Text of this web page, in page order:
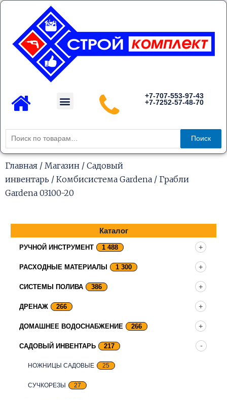
Перейти
содержимому
Menu
+7-707-553-97-43
+7-7252-57-48-70
Искать:
Поиск
Главная / Магазин / Садовый
инвентарь / Комбисистема Gardena / Грабли
Gardena 03100-20
Каталог
РУЧНОЙ ИНСТРУМЕНТ 1 488
РАСХОДНЫЕ МАТЕРИАЛЫ 1 300
СИСТЕМЫ ПОЛИВА 386
ДРЕНАЖ 266
ДОМАШНЕЕ ВОДОСНАБЖЕНИЕ 266
САДОВЫЙ ИНВЕНТАРЬ 217
НОЖНИЦЫ САДОВЫЕ 25
СУЧКОРЕЗЫ 27